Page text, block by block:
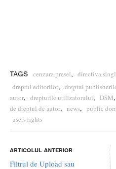
TAGS cenzura presei, directiva
dreptul editorilor, dreptul
autor, drepturile utilizatorului, DSM,
de dreptul de autor, news, public
users rights
ARTICOLUL ANTERIOR
Filtrul de Upload sau